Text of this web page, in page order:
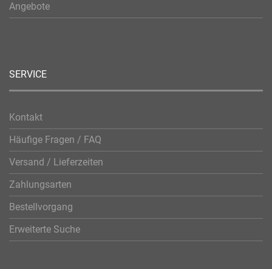
Angebote
SERVICE
Kontakt
Häufige Fragen / FAQ
Versand / Lieferzeiten
Zahlungsarten
Bestellvorgang
Erweiterte Suche